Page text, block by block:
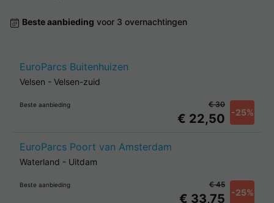
Beste aanbieding voor 3 overnachtingen
EuroParcs Buitenhuizen
Velsen - Velsen-zuid
Beste aanbieding
€ 22,50 -25%
€ 30
EuroParcs Poort van Amsterdam
Waterland - Uitdam
Beste aanbieding
€ 33,75 -25%
€ 45